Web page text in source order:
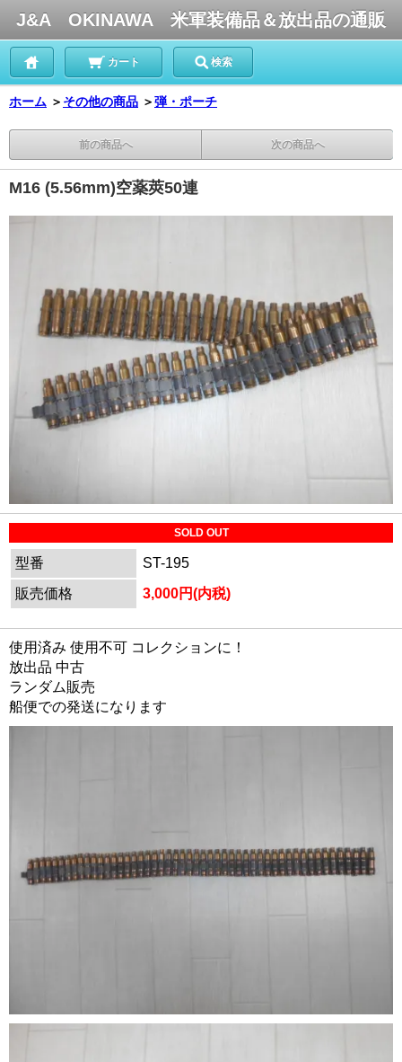
J&A OKINAWA 米軍装備品＆放出品の通販
カート 検索
ホーム ＞ その他の商品 ＞弾・ポーチ
前の商品へ 次の商品へ
M16 (5.56mm)空薬莢50連
SOLD OUT
型番
ST-195
販売価格
3,000円(内税)
使用済み 使用不可 コレクションに！
放出品 中古
ランダム販売
船便での発送になります